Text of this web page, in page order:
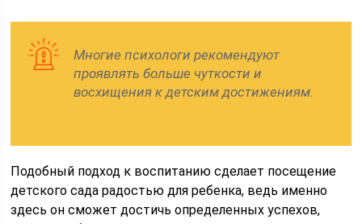
Многие психологи рекомендуют
проявлять больше чуткости и
восхищения к детским достижениям.
Подобный подход к воспитанию сделает посещение
детского сада радостью для ребенка, ведь именно
здесь он сможет достичь определенных успехов,